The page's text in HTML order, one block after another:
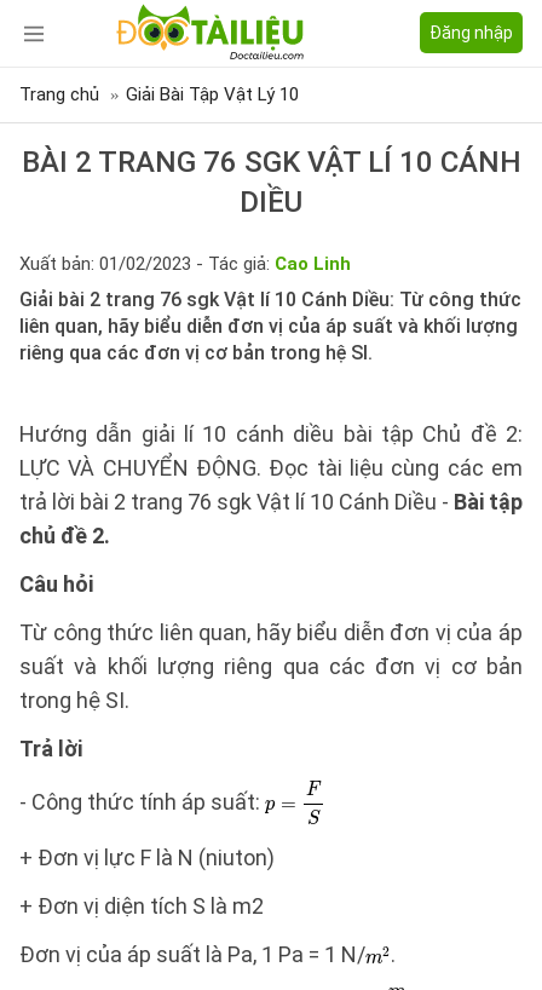
Đăng nhập
Trang chủ Giải Bài Tập Vật Lý 10
BÀI 2 TRANG 76 SGK VẬT LÍ 10 CÁNH
DIỀU
Xuất bản: 01/02/2023 - Tác giả: Cao Linh
Giải bài 2 trang 76 sgk Vật lí 10 Cánh Diều: Từ công thức
liên quan, hãy biểu diễn đơn vị của áp suất và khối lượng
riêng qua các đơn vị cơ bản trong hệ SI.
Hướng dẫn giải lí 10 cánh diều bài tập Chủ đề 2:
LỰC VÀ CHUYỂN ĐỘNG. Đọc tài liệu cùng các em
trả lời bài 2 trang 76 sgk Vật lí 10 Cánh Diều - Bài tập
chủ đề 2.
Câu hỏi
Từ công thức liên quan, hãy biểu diễn đơn vị của áp
suất và khối lượng riêng qua các đơn vị cơ bản
trong hệ SI.
Trả lời
- Công thức tính áp suất:
+ Đơn vị lực F là N (niuton)
+ Đơn vị diện tích S là m2
Đơn vị của áp suất là Pa, 1 Pa = 1 N/
.